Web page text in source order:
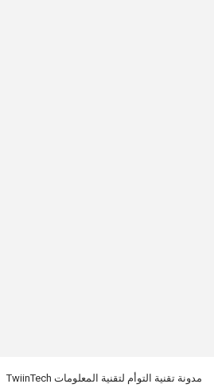
مدونة تقنية التوأم لتقنية المعلومات TwiinTech